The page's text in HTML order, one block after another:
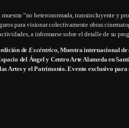
muestra “no heteronormada, transincluyente y
para visionar colectivamente obras
a informarse sobre el detalle de su
de Excéntrico,Muestra internacional de
del Ángel y Centro Arte Alameda en
Artes y el Patrimonio. Evento exclusivo para